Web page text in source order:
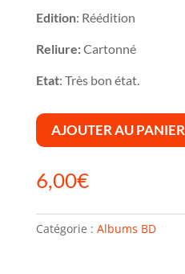
Edition: Réédition
Reliure:Cartonné
Etat: Très bon état.
AJOUTER AU PANIER
6,00€
Catégorie : Albums BD